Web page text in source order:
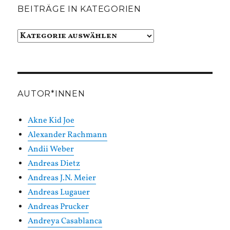
BEITRÄGE IN KATEGORIEN
Beiträge
AUTOR*INNEN
Akne Kid Joe
Alexander Rachmann
Andii Weber
Andreas Dietz
Andreas J.N. Meier
Andreas Lugauer
Andreas Prucker
Andreya Casablanca